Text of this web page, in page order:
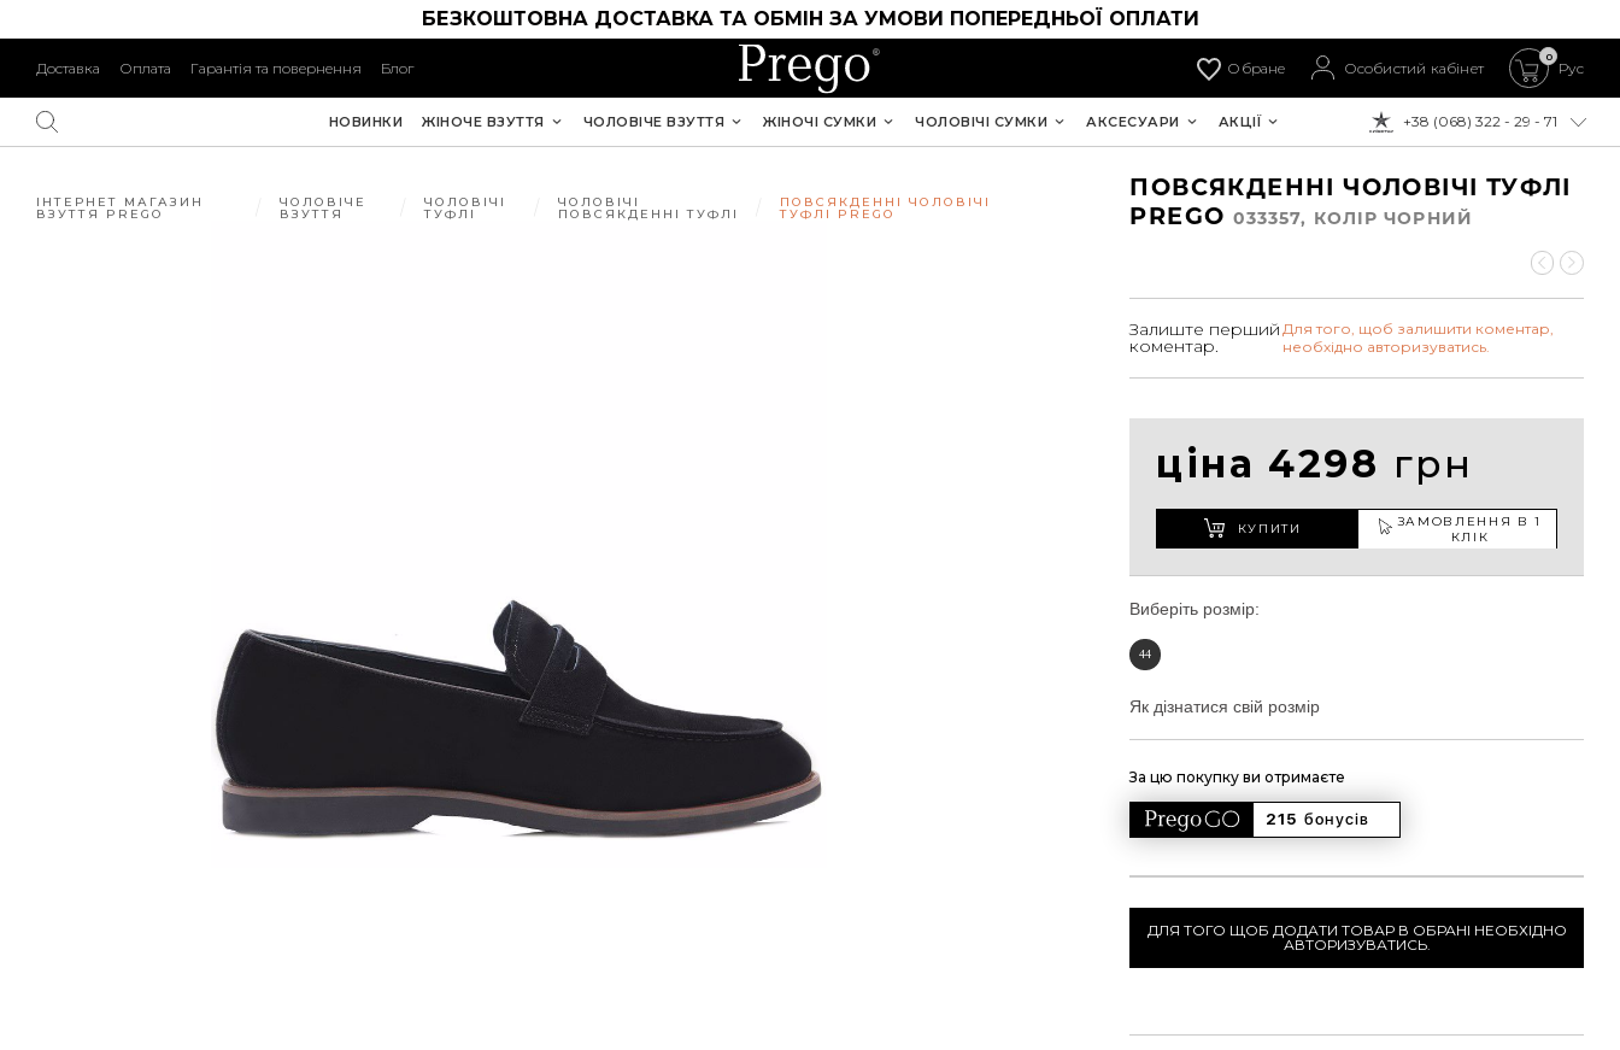
БЕЗКОШТОВНА ДОСТАВКА ТА ОБМІН ЗА УМОВИ ПОПЕРЕДНЬОЇ ОПЛАТИ
Доставка Оплата Гарантія та повернення Блог Обране Особистий кабінет
0
Рус
ДО ОПЛАТИ:
+38 (068) 322 - 29 - 71
НОВИНКИ ЖІНОЧЕ ВЗУТТЯ ЧОЛОВІЧЕ ВЗУТТЯ ЖІНОЧІ СУМКИ ЧОЛОВІЧІ СУМКИ АКСЕСУАРИ АКЦІЇ
ІНТЕРНЕТ МАГАЗИН
ВЗУТТЯ PREGO
ЧОЛОВІЧЕ
ВЗУТТЯ
ЧОЛОВІЧІ
ТУФЛІ
ЧОЛОВІЧІ
ПОВСЯКДЕННІ ТУФЛІ
ПОВСЯКДЕННІ ЧОЛОВІЧІ
ТУФЛІ PREGO
ПОВСЯКДЕННІ ЧОЛОВІЧІ ТУФЛІ
PREGO 033357, КОЛIР ЧОРНИЙ
Залиште перший
коментар.
Для того, щоб залишити коментар,
необхідно авторизуватись.
ціна 4298 грн
КУПИТИ
ЗАМОВЛЕННЯ В 1
КЛІК
Виберіть розмір:
44
Як дізнатися свій розмір
За цю покупку ви отримаєте
215 бонусів
ДЛЯ ТОГО ЩОБ ДОДАТИ ТОВАР В ОБРАНІ НЕОБХІДНО
АВТОРИЗУВАТИСЬ.